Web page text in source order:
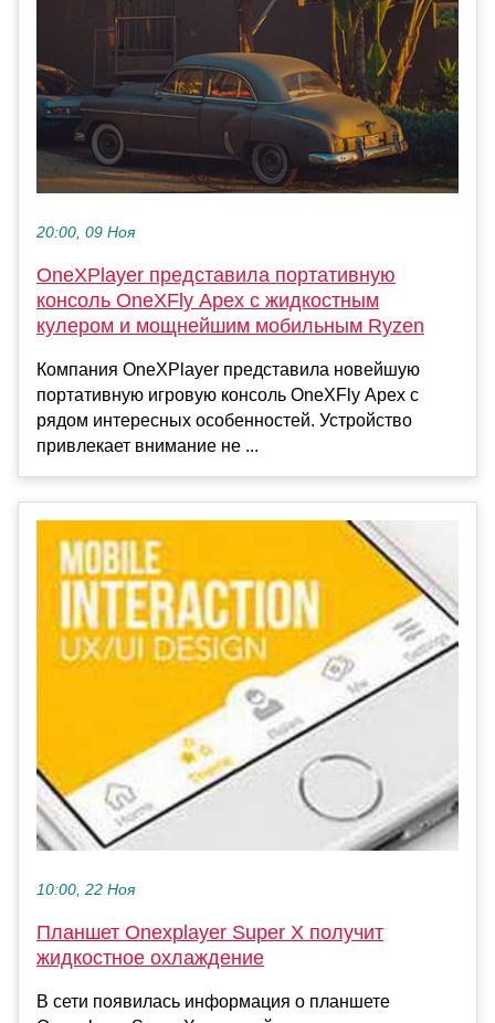
20:00, 09 Ноя
OneXPlayer представила портативную
консоль OneXFly Apex с жидкостным
кулером и мощнейшим мобильным Ryzen
Компания OneXPlayer представила новейшую
портативную игровую консоль OneXFly Apex с
рядом интересных особенностей. Устройство
привлекает внимание не ...
10:00, 22 Ноя
Планшет Onexplayer Super X получит
жидкостное охлаждение
В сети появилась информация о планшете